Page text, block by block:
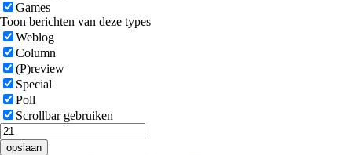
Games
Toon berichten van deze types
Weblog
Column
(P)review
Special
Poll
Scrollbar gebruiken
opslaan